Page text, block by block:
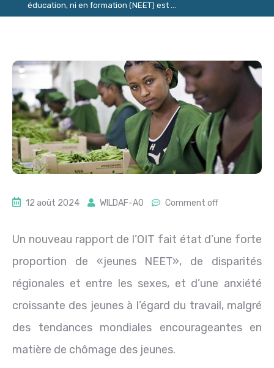
éducation, ni en formation (NEET) est ...
12 août 2024 WILDAF-AO Comment off
Un nouveau rapport de l’OIT fait état d’une forte
proportion de «jeunes NEET», de disparités
régionales et entre les sexes, et d’une anxiété
croissante des jeunes à l’égard du travail, malgré
des tendances mondiales encourageantes en
matière de chômage des jeunes.